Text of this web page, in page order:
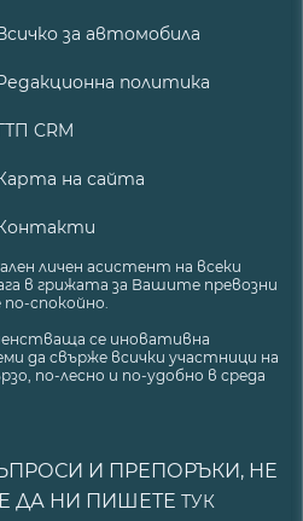
за автомобила
политика
CRM
на сайта
личен асистент на всеки
в грижата за Вашите превозни
спокойно.
се иновативна
да свърже всички участници на
по-лесно и по-удобно в среда
И ПРЕПОРЪКИ, НЕ
ДА НИ ПИШЕТЕ ТУК